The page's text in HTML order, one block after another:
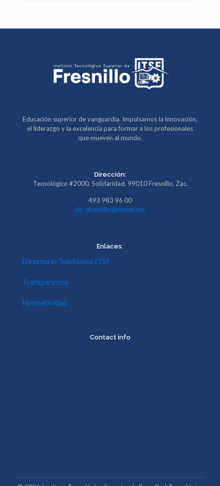
Educación superior de vanguardia. Impulsamos la innovación,
el liderazgo y la excelencia para formar a los profesionales
que mueven al mundo.
Dirección:
Tecnológico #2000, Solidaridad, 99010 Fresnillo, Zac.
493 983 96 00
dir_dfresnillo@tecnm.mx
Enlaces:
Directorio Telefónico ITSF
Transparencia
Normatividad
Contact info